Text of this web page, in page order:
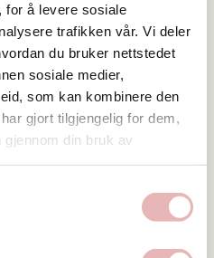
for å levere sosiale
trafikken vår. Vi deler
du bruker nettstedet
sosiale medier,
som kan kombinere den
gjort tilgjengelig for dem,
din bruk av